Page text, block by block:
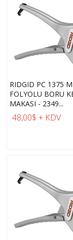
RIDGID PC 1375
FOLYOLU BORU
MAKASI - 2349...
48,00$ + KDV